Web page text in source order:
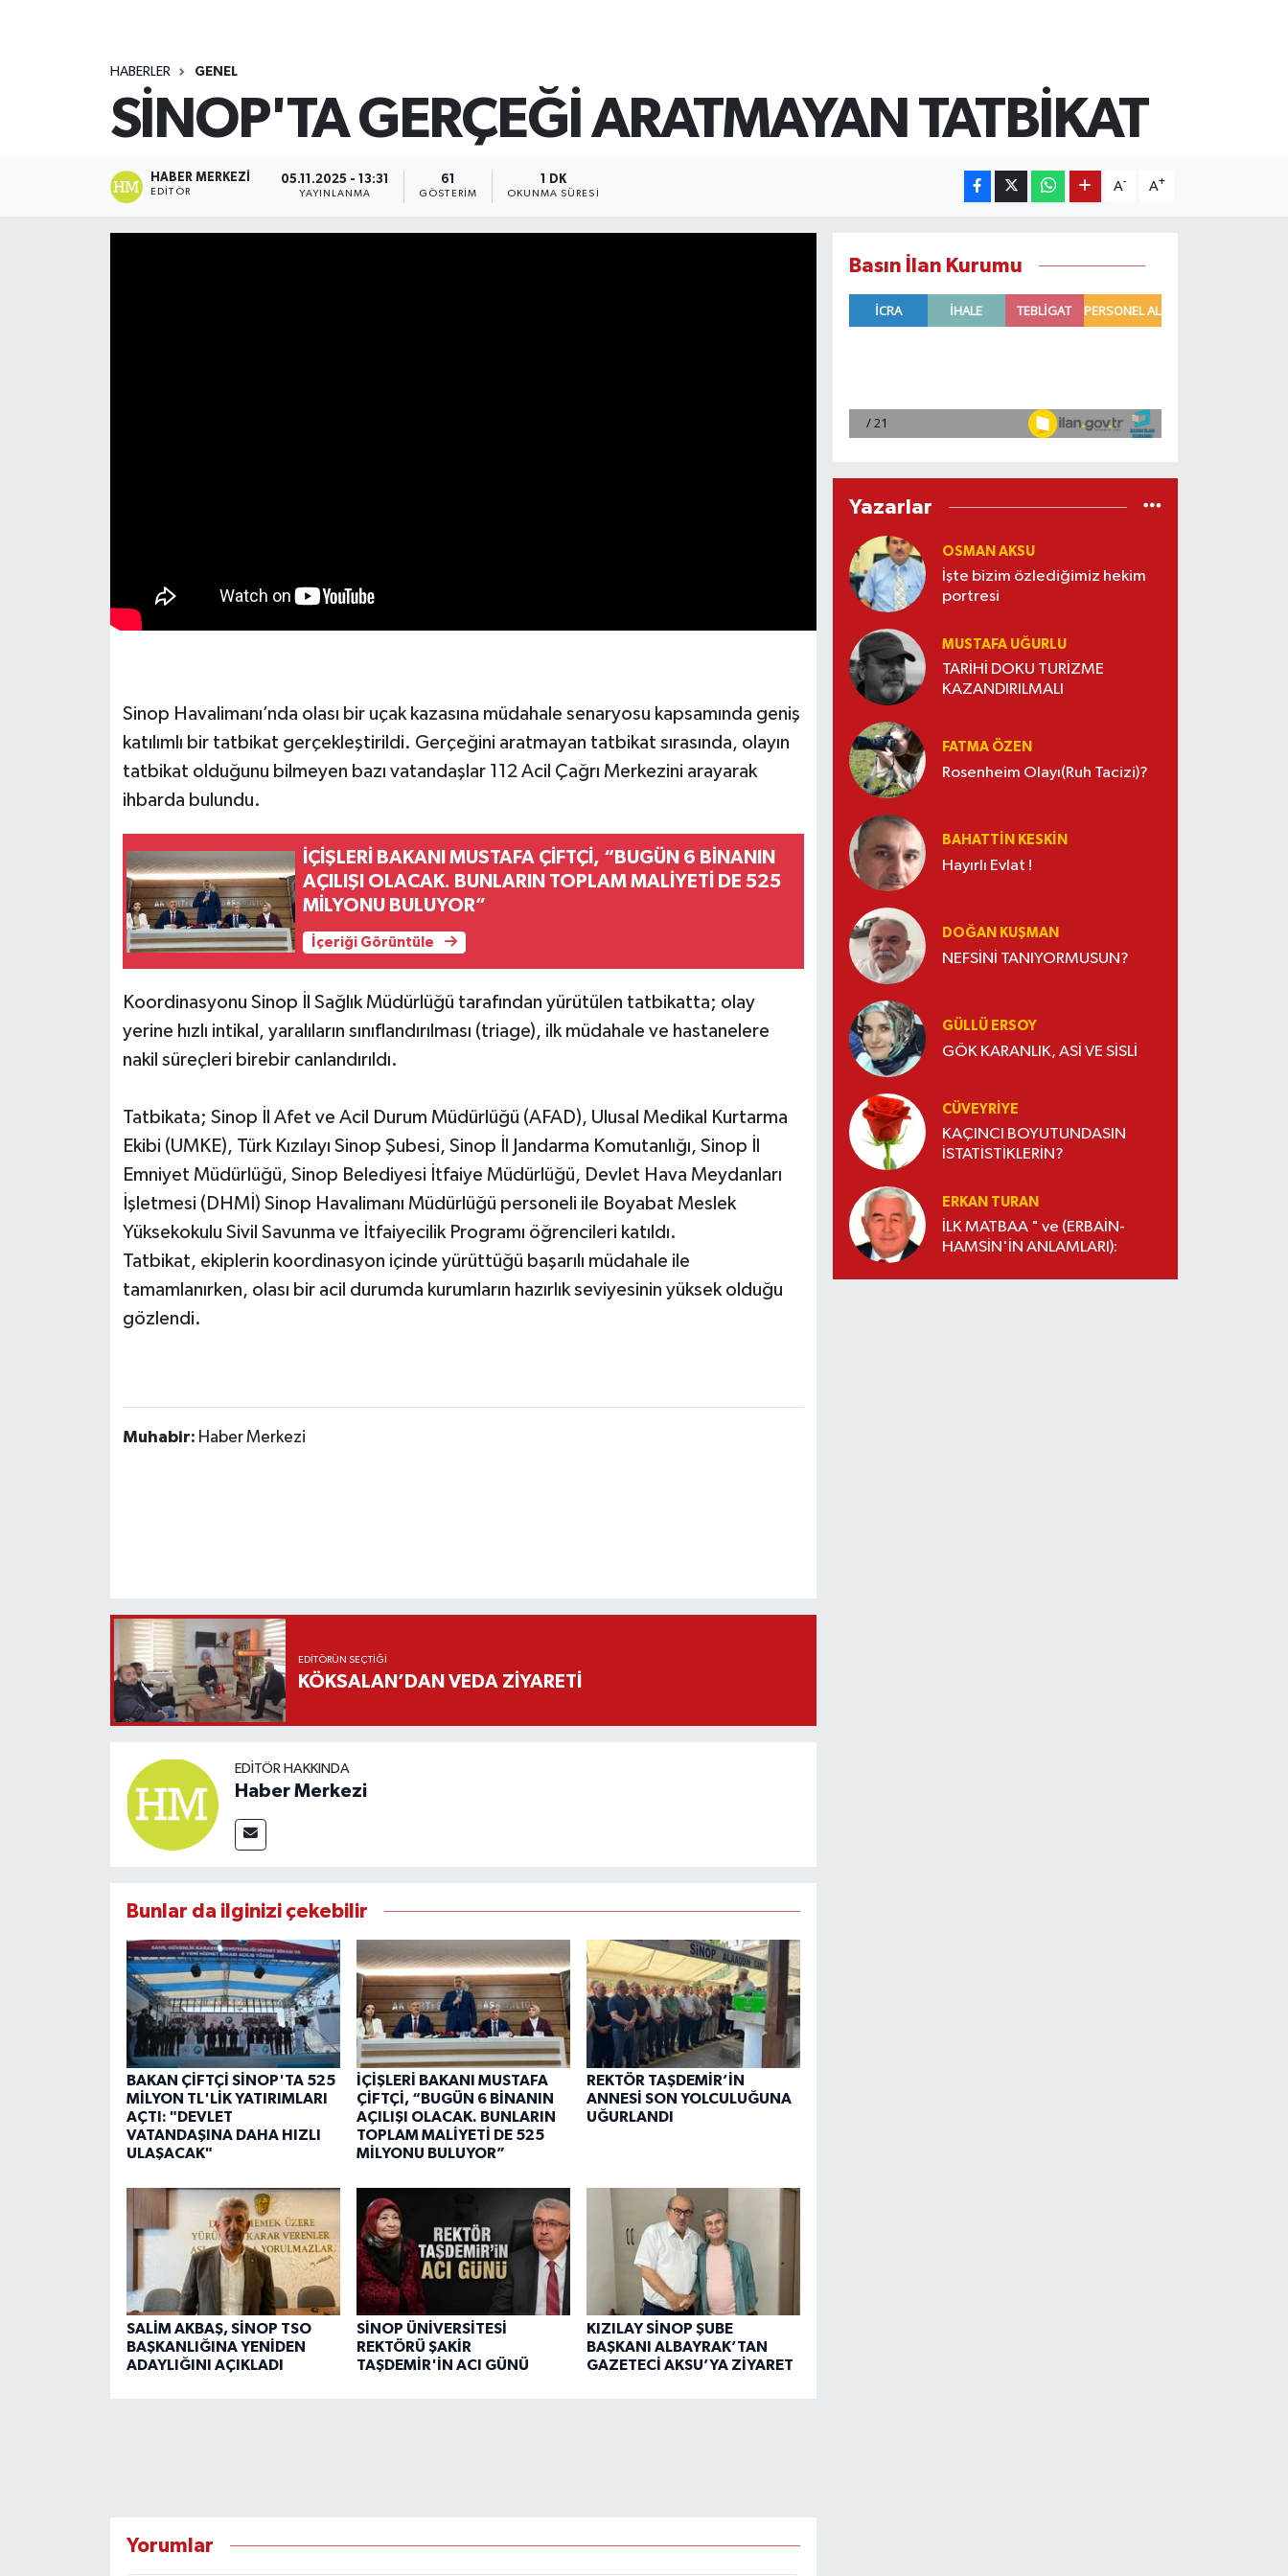
HABERLER GENEL
SİNOP'TA GERÇEĞİ ARATMAYAN TATBİKAT
HABER MERKEZI
EDITÖR
05.11.2025 - 13:31
YAYINLANMA
61
GÖSTERIM
1 DK
OKUNMA SÜRESI
A- A+
Sinop Havalimanı’nda olası bir uçak kazasına müdahale senaryosu kapsamında geniş
katılımlı bir tatbikat gerçekleştirildi. Gerçeğini aratmayan tatbikat sırasında, olayın
tatbikat olduğunu bilmeyen bazı vatandaşlar 112 Acil Çağrı Merkezini arayarak
ihbarda bulundu.
İÇİŞLERİ BAKANI MUSTAFA ÇİFTÇİ, “BUGÜN 6 BİNANIN
AÇILIŞI OLACAK. BUNLARIN TOPLAM MALİYETİ DE 525
MİLYONU BULUYOR”
İçeriği Görüntüle
Koordinasyonu Sinop İl Sağlık Müdürlüğü tarafından yürütülen tatbikatta; olay
yerine hızlı intikal, yaralıların sınıflandırılması (triage), ilk müdahale ve hastanelere
nakil süreçleri birebir canlandırıldı.
Tatbikata; Sinop İl Afet ve Acil Durum Müdürlüğü (AFAD), Ulusal Medikal Kurtarma
Ekibi (UMKE), Türk Kızılayı Sinop Şubesi, Sinop İl Jandarma Komutanlığı, Sinop İl
Emniyet Müdürlüğü, Sinop Belediyesi İtfaiye Müdürlüğü, Devlet Hava Meydanları
İşletmesi (DHMİ) Sinop Havalimanı Müdürlüğü personeli ile Boyabat Meslek
Yüksekokulu Sivil Savunma ve İtfaiyecilik Programı öğrencileri katıldı.
Tatbikat, ekiplerin koordinasyon içinde yürüttüğü başarılı müdahale ile
tamamlanırken, olası bir acil durumda kurumların hazırlık seviyesinin yüksek olduğu
gözlendi.
Muhabir: Haber Merkezi
EDITÖRÜN SEÇTIĞI
KÖKSALAN’DAN VEDA ZİYARETİ
EDITÖR HAKKINDA
Haber Merkezi
Bunlar da ilginizi çekebilir
BAKAN ÇİFTÇİ SİNOP'TA 525
MİLYON TL'LİK YATIRIMLARI
AÇTI: "DEVLET
VATANDAŞINA DAHA HIZLI
ULAŞACAK"
İÇİŞLERİ BAKANI MUSTAFA
ÇİFTÇİ, “BUGÜN 6 BİNANIN
AÇILIŞI OLACAK. BUNLARIN
TOPLAM MALİYETİ DE 525
MİLYONU BULUYOR”
REKTÖR TAŞDEMİR’İN
ANNESİ SON YOLCULUĞUNA
UĞURLANDI
SALİM AKBAŞ, SİNOP TSO
BAŞKANLIĞINA YENİDEN
ADAYLIĞINI AÇIKLADI
SİNOP ÜNİVERSİTESİ
REKTÖRÜ ŞAKİR
TAŞDEMİR'İN ACI GÜNÜ
KIZILAY SİNOP ŞUBE
BAŞKANI ALBAYRAK’TAN
GAZETECİ AKSU’YA ZİYARET
Yorumlar
Basın İlan Kurumu
Yazarlar
OSMAN AKSU
İşte bizim özlediğimiz hekim
portresi
MUSTAFA UĞURLU
TARİHİ DOKU TURİZME
KAZANDIRILMALI
FATMA ÖZEN
Rosenheim Olayı(Ruh Tacizi)?
BAHATTIN KESKİN
Hayırlı Evlat !
DOĞAN KUŞMAN
NEFSİNİ TANIYORMUSUN?
GÜLLÜ ERSOY
GÖK KARANLIK, ASİ VE SİSLİ
CÜVEYRIYE
KAÇINCI BOYUTUNDASIN
İSTATİSTİKLERİN?
ERKAN TURAN
İLK MATBAA " ve (ERBAİN-
HAMSİN'İN ANLAMLARI):